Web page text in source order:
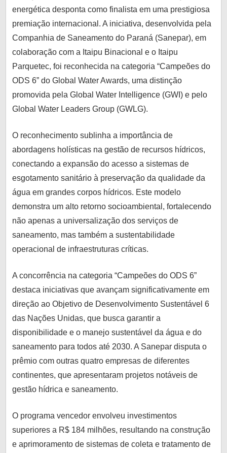
mantê-
lo
informado
que
realmente
energética desponta como finalista em uma prestigiosa
premiação internacional. A iniciativa, desenvolvida pela
Companhia de Saneamento do Paraná (Sanepar), em
colaboração com a Itaipu Binacional e o Itaipu
Parquetec, foi reconhecida na categoria “Campeões do
ODS 6” do Global Water Awards, uma distinção
promovida pela Global Water Intelligence (GWI) e pelo
Global Water Leaders Group (GWLG).
O reconhecimento sublinha a importância de
abordagens holísticas na gestão de recursos hídricos,
conectando a expansão do acesso a sistemas de
esgotamento sanitário à preservação da qualidade da
água em grandes corpos hídricos. Este modelo
demonstra um alto retorno socioambiental, fortalecendo
não apenas a universalização dos serviços de
saneamento, mas também a sustentabilidade
operacional de infraestruturas críticas.
A concorrência na categoria “Campeões do ODS 6”
destaca iniciativas que avançam significativamente em
direção ao Objetivo de Desenvolvimento Sustentável 6
das Nações Unidas, que busca garantir a
disponibilidade e o manejo sustentável da água e do
saneamento para todos até 2030. A Sanepar disputa o
prêmio com outras quatro empresas de diferentes
continentes, que apresentaram projetos notáveis de
gestão hídrica e saneamento.
O programa vencedor envolveu investimentos
superiores a R$ 184 milhões, resultando na construção
e aprimoramento de sistemas de coleta e tratamento de